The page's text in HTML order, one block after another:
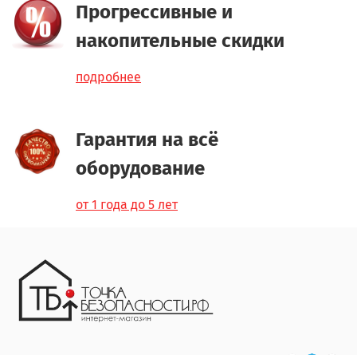
Прогрессивные и
накопительные скидки
подробнее
Гарантия на всё
оборудование
от 1 года до 5 лет